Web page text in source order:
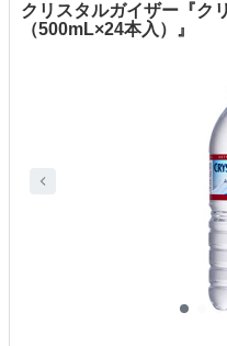
クリスタルガイザー『ク
（500mL×24本入）』